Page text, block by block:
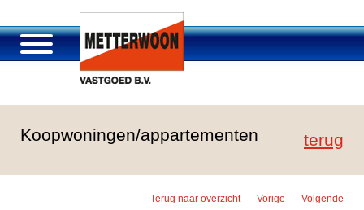
Portfolio
Koopwoningen/appartementen terug
Terug naar overzicht Vorige Volgende